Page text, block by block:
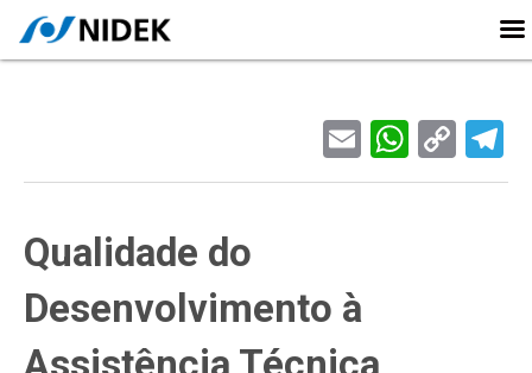
Email
Link
Qualidade do
Desenvolvimento à